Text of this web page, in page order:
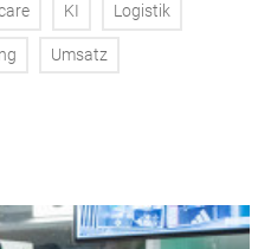
KI Logistik
Umsatz